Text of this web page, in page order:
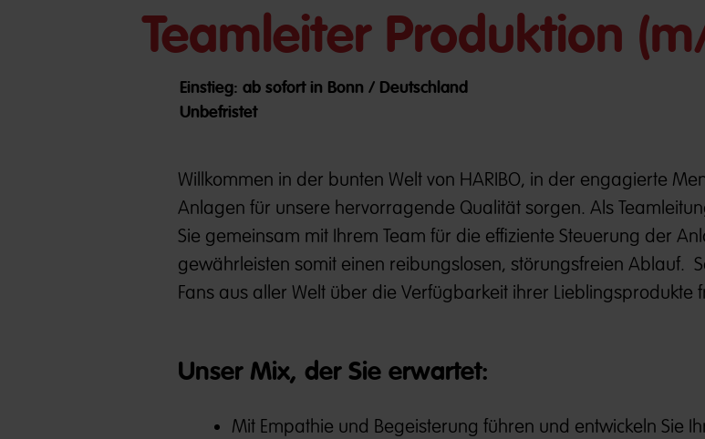
Teamleiter Produktion
Einstieg: ab sofort in Bonn / Deutschland
Unbefristet
Willkommen in der bunten Welt von HARIBO, in der engagierte
Anlagen für unsere hervorragende Qualität sorgen. Als
Sie gemeinsam mit Ihrem Team für die effiziente Steuerung der
gewährleisten somit einen reibungslosen, störungsfreien Ablauf.
Fans aus aller Welt über die Verfügbarkeit ihrer Lieblingsprodukte
Unser Mix, der Sie erwartet:
Mit Empathie und Begeisterung führen und entwickeln Sie